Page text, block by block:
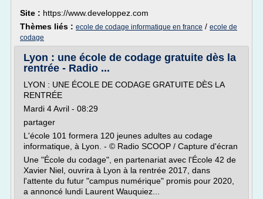
Site : https://www.developpez.com
Thèmes liés : ecole de codage informatique en france / ecole de
codage
Lyon : une école de codage gratuite dès la
rentrée - Radio ...
LYON : UNE ÉCOLE DE CODAGE GRATUITE DÈS LA
RENTRÉE
Mardi 4 Avril - 08:29
partager
L'école 101 formera 120 jeunes adultes au codage
informatique, à Lyon. - © Radio SCOOP / Capture d'écran
Une "École du codage", en partenariat avec l'École 42 de
Xavier Niel, ouvrira à Lyon à la rentrée 2017, dans
l'attente du futur "campus numérique" promis pour 2020,
a annoncé lundi Laurent Wauquiez...